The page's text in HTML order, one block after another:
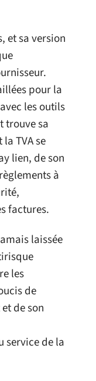
et sa version
pour la
les outils
trouve sa
TVA se
lien, de son
à
factures.
laissée
les
de
de son
service de la